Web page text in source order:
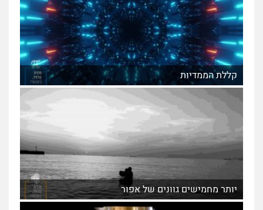
קללת הממדיות
יותר מחמישים גוונים של אפור